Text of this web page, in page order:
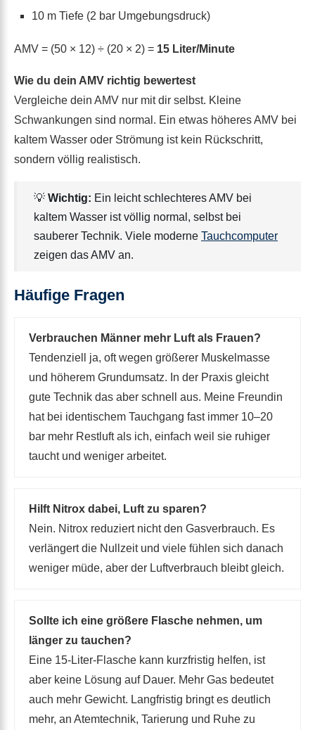
10 m Tiefe (2 bar Umgebungsdruck)
AMV = (50 × 12) ÷ (20 × 2) = 15 Liter/Minute
Wie du dein AMV richtig bewertest
Vergleiche dein AMV nur mit dir selbst. Kleine
Schwankungen sind normal. Ein etwas höheres AMV bei
kaltem Wasser oder Strömung ist kein Rückschritt,
sondern völlig realistisch.
💡 Wichtig: Ein leicht schlechteres AMV bei
kaltem Wasser ist völlig normal, selbst bei
sauberer Technik. Viele moderne Tauchcomputer
zeigen das AMV an.
Häufige Fragen
Verbrauchen Männer mehr Luft als Frauen?
Tendenziell ja, oft wegen größerer Muskelmasse
und höherem Grundumsatz. In der Praxis gleicht
gute Technik das aber schnell aus. Meine Freundin
hat bei identischem Tauchgang fast immer 10–20
bar mehr Restluft als ich, einfach weil sie ruhiger
taucht und weniger arbeitet.
Hilft Nitrox dabei, Luft zu sparen?
Nein. Nitrox reduziert nicht den Gasverbrauch. Es
verlängert die Nullzeit und viele fühlen sich danach
weniger müde, aber der Luftverbrauch bleibt gleich.
Sollte ich eine größere Flasche nehmen, um
länger zu tauchen?
Eine 15-Liter-Flasche kann kurzfristig helfen, ist
aber keine Lösung auf Dauer. Mehr Gas bedeutet
auch mehr Gewicht. Langfristig bringt es deutlich
mehr, an Atemtechnik, Tarierung und Ruhe zu